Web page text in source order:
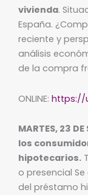
vivienda.
España.
reciente y
análisis
de la compra
ONLINE: https://
MARTES, 23 DE
los
hipotecarios.
o presencial
del préstamo